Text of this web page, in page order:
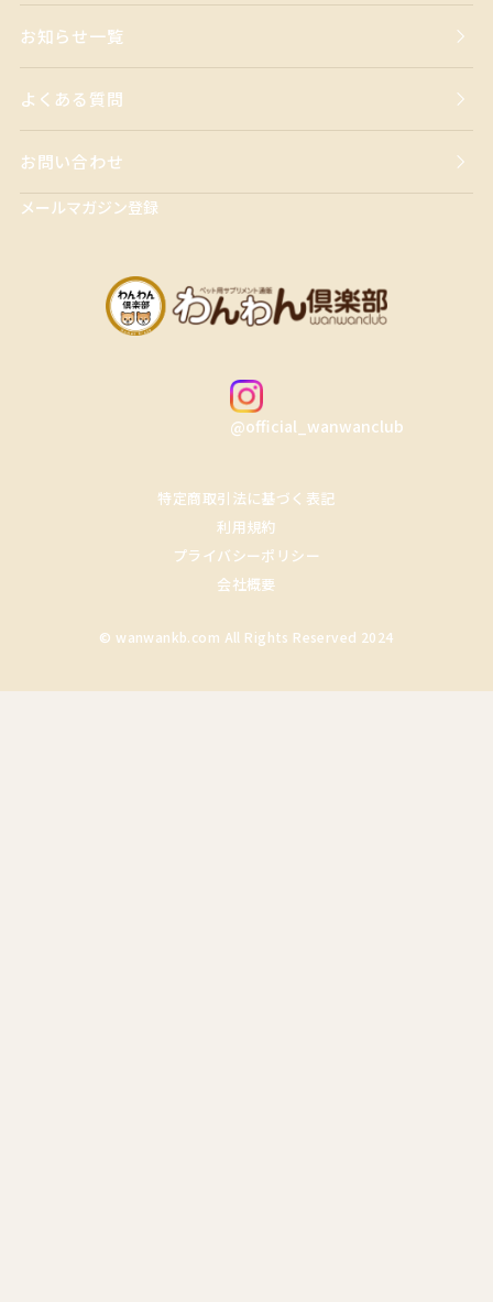
お知らせ一覧
よくある質問
お問い合わせ
メールマガジン登録
@official_wanwanclub
特定商取引法に基づく表記
利用規約
プライバシーポリシー
会社概要
© wanwankb.com All Rights Reserved 2024